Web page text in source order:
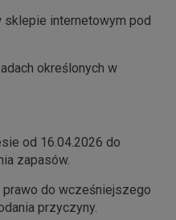
sklepie internetowym pod
określonych w
od 16.04.2026 do
zapasów.
do wcześniejszego
przyczyny.